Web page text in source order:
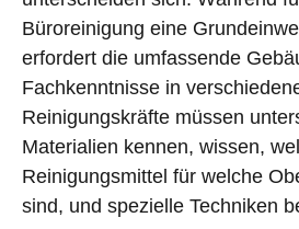
Büroreinigung eine
erfordert die umfassende
Fachkenntnisse in
Reinigungskräfte müssen
Materialien kennen, wissen,
Reinigungsmittel für welche
sind, und spezielle Techniken